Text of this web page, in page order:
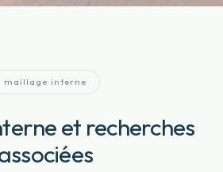
maillage interne
et recherches